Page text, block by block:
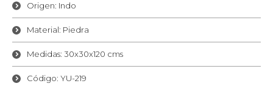
Origen: Indo
Material: Piedra
Medidas: 30x30x120 cms
Código: YU-219